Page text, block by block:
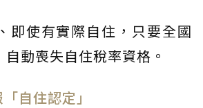
即使有實際自住，只要全國
動喪失自住稅率資格。
自住認定」